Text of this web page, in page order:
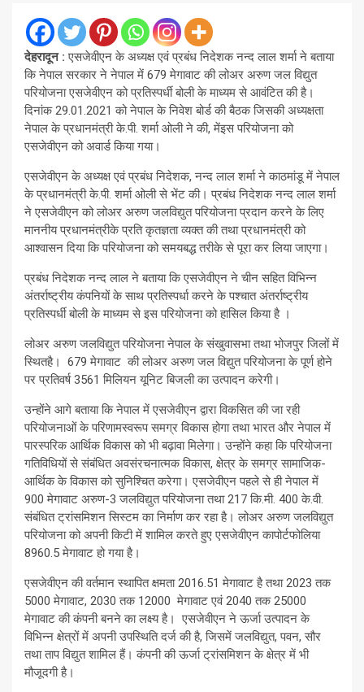
देहरादून : एसजेवीएन के अध्यक्ष एवं प्रबंध निदेशक नन्‍द लाल शर्मा ने बताया
कि नेपाल सरकार ने नेपाल में 679 मेगावाट की लोअर अरुण जल विद्युत
परियोजना एसजेवीएन को प्रतिस्पर्धी बोली के माध्यम से आवंटित की है।
दिनांक 29.01.2021 को नेपाल के निवेश बोर्ड की बैठक जिसकी अध्यक्षता
नेपाल के प्रधानमंत्री के.पी. शर्मा ओली ने की, मेंइस परियोजना को
एसजेवीएन को अवार्ड किया गया।
एसजेवीएन के अध्यक्ष एवं प्रबंध निदेशक, नन्‍द लाल शर्मा ने काठमांडू में नेपाल
के प्रधानमंत्री के.पी. शर्मा ओली से भेंट की। प्रबंध निदेशक नन्‍द लाल शर्मा
ने एसजेवीएन को लोअर अरुण जलविद्युत परियोजना प्रदान करने के लिए
माननीय प्रधानमंत्रीके प्रति कृतज्ञता व्यक्त की तथा प्रधानमंत्री को
आश्वासन दिया कि परियोजना को समयबद्ध तरीके से पूरा कर लिया जाएगा।
प्रबंध निदेशक नन्‍द लाल ने बताया कि एसजेवीएन ने चीन सहित विभिन्न
अंतर्राष्ट्रीय कंपनियों के साथ प्रतिस्पर्धा करने के पश्‍चात अंतर्राष्ट्रीय
प्रतिस्पर्धी बोली के माध्यम से इस परियोजना को हासिल किया है ।
लोअर अरुण जलविद्युत परियोजना नेपाल के संखुवासभा तथा भोजपुर जिलों में
स्थितहै। 679 मेगावाट की लोअर अरुण जल विद्युत परियोजना के पूर्ण होने
पर प्रतिवर्ष 3561 मिलियन यूनिट बिजली का उत्पादन करेगी।
उन्होंने आगे बताया कि नेपाल में एसजेवीएन द्वारा विकसित की जा रही
परियोजनाओं के परिणामस्‍वरूप समग्र विकास होगा तथा भारत और नेपाल में
पारस्परिक आर्थिक विकास को भी बढ़ावा मिलेगा। उन्होंने कहा कि परियोजना
गतिविधियों से संबंधित अवसंरचनात्‍मक विकास, क्षेत्र के समग्र सामाजिक-
आर्थिक के विकास को सुनिश्चित करेगा। एसजेवीएन पहले से ही नेपाल में
900 मेगावाट अरुण-3 जलविद्युत परियोजना तथा 217 कि.मी. 400 के.वी.
संबंधित ट्रांसमिशन सिस्‍टम का निर्माण कर रहा है। लोअर अरुण जलविद्युत
परियोजना को अपनी किटी में शामिल करते हुए एसजेवीएन कापोर्टफोलिया
8960.5 मेगावाट हो गया है।
एसजेवीएन की वर्तमान स्थापित क्षमता 2016.51 मेगावाट है तथा 2023 तक
5000 मेगावाट, 2030 तक 12000 मेगावाट एवं 2040 तक 25000
मेगावाट की कंपनी बनने का लक्ष्य है। एसजेवीएन ने ऊर्जा उत्पादन के
विभिन्न क्षेत्रों में अपनी उपस्थिति दर्ज की है, जिसमें जलविद्युत, पवन, सौर
तथा ताप विद्युत शामिल हैं। कंपनी की ऊर्जा ट्रांसमिशन के क्षेत्र में भी
मौजूदगी है।